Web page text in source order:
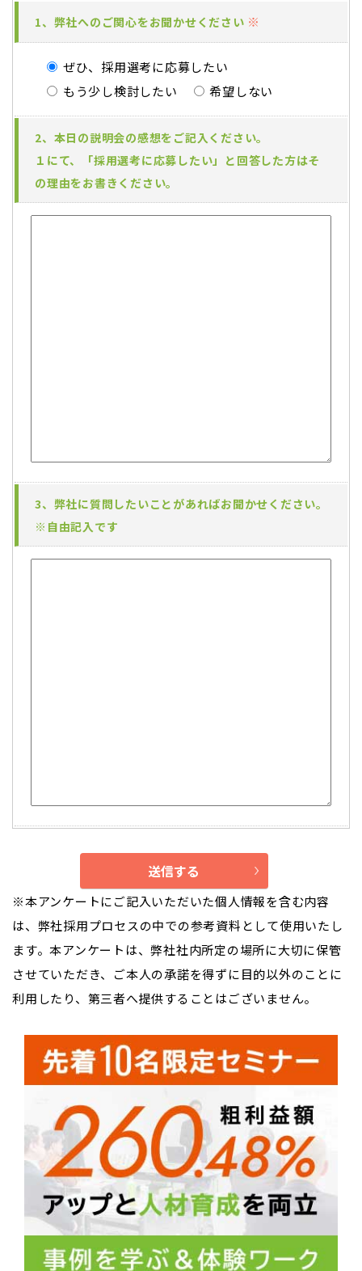
1、弊社へのご関心をお聞かせください ※
ぜひ、採用選考に応募したい
もう少し検討したい
希望しない
2、本日の説明会の感想をご記入ください。
１にて、「採用選考に応募したい」と回答した方はそ
の理由をお書きください。
3、弊社に質問したいことがあればお聞かせください。
※自由記入です
※本アンケートにご記入いただいた個人情報を含む内容
は、弊社採用プロセスの中での参考資料として使用いたし
ます。本アンケートは、弊社社内所定の場所に大切に保管
させていただき、ご本人の承諾を得ずに目的以外のことに
利用したり、第三者へ提供することはございません。